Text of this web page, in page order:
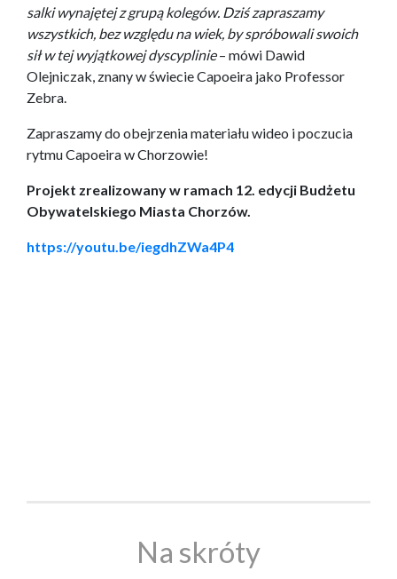
salki wynajętej z grupą kolegów. Dziś zapraszamy
wszystkich, bez względu na wiek, by spróbowali swoich
sił w tej wyjątkowej dyscyplinie– mówi Dawid
Olejniczak, znany w świecie Capoeira jako Professor
Zebra.
Zapraszamy do obejrzenia materiału wideo i poczucia
rytmu Capoeira w Chorzowie!
Projekt zrealizowany w ramach 12. edycji Budżetu
Obywatelskiego Miasta Chorzów.
https://youtu.be/iegdhZWa4P4
Na skróty